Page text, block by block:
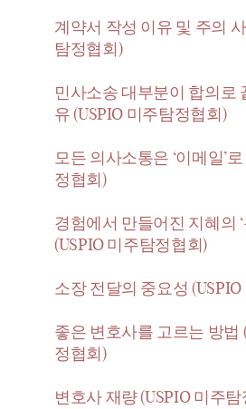
계약서 작성 이유 및 주의
탐정협회)
민사소송 대부분이 합의로
유 (USPIO 미주탐정협회)
모든 의사소통은 ‘이메일’
정협회)
경험에서 만들어진 지혜의
(USPIO 미주탐정협회)
소장 전달의 중요성
좋은 변호사를 고르는 방법
정협회)
변호사 재량 (USPIO 미주